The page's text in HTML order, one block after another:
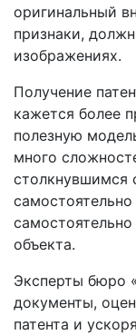
оригинальный
признаки,
изображениях.
Получение
кажется более
полезную
много
столкнувшимся
объекта.
Эксперты бюро
документы,
патента и